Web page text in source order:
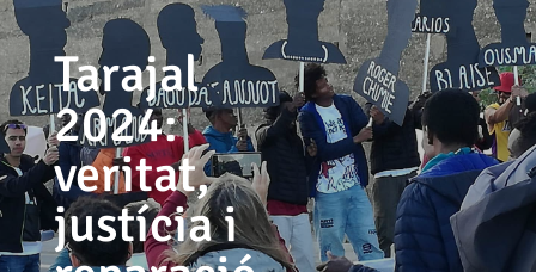
Tarajal
2024:
veritat,
justícia i